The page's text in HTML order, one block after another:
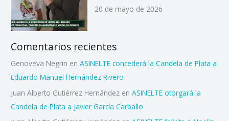
20 de mayo de 2026
Comentarios recientes
Genoveva Negrin enASINELTE concederá la Candela de Plata a
Eduardo Manuel Hernández Rivero
Juan Alberto Gutiérrez Hernández enASINELTE otorgará la
Candela de Plata a Javier García Carballo